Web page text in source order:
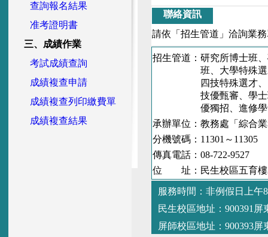
查詢報名結果
准考證明書
三、成績作業
考試成績查詢
成績複查申請
成績複查列印繳費單
成績複查結果
聯絡資訊
請依「招生管道」洽詢業
招生管道：研究所博士班
班、大學特殊選才
四技特殊選才、四
技優甄審、學士班
優獨招、進修學士
承辦單位：教務處「綜合
分機號碼：11301～11305
傳真電話：08-722-9527
位 址：民生校區五育樓
服務時間：非例假日上午
民生校區地址：900391
屏師校區地址：900393